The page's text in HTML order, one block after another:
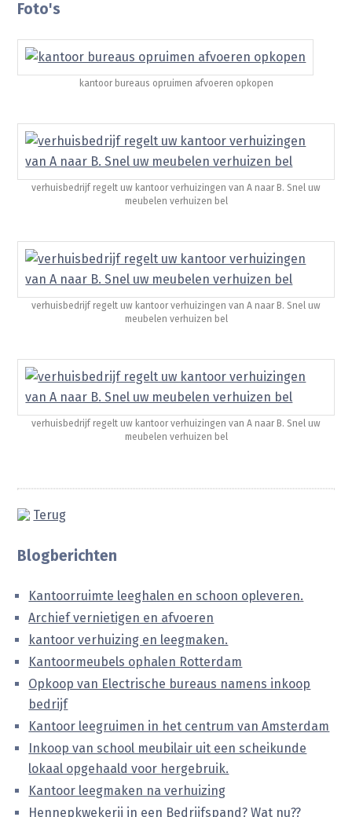
Foto's
kantoor bureaus opruimen afvoeren opkopen
verhuisbedrijf regelt uw kantoor verhuizingen van A naar B. Snel uw
meubelen verhuizen bel
verhuisbedrijf regelt uw kantoor verhuizingen van A naar B. Snel uw
meubelen verhuizen bel
verhuisbedrijf regelt uw kantoor verhuizingen van A naar B. Snel uw
meubelen verhuizen bel
Terug
Blogberichten
Kantoorruimte leeghalen en schoon opleveren.
Archief vernietigen en afvoeren
kantoor verhuizing en leegmaken.
Kantoormeubels ophalen Rotterdam
Opkoop van Electrische bureaus namens inkoop
bedrijf
Kantoor leegruimen in het centrum van Amsterdam
Inkoop van school meubilair uit een scheikunde
lokaal opgehaald voor hergebruik.
Kantoor leegmaken na verhuizing
Hennepkwekerij in een Bedrijfspand? Wat nu??